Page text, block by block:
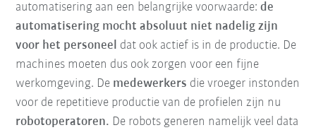
automatisering aan een belangrijke voorwaarde:de
automatisering mocht absoluut niet nadelig zijn
voor het personeel dat ook actief is in de productie. De
machines moeten dus ook zorgen voor een fijne
werkomgeving. De medewerkers die vroeger instonden
voor de repetitieve productie van de profielen zijn nu
robotoperatoren. De robots generen namelijk veel data